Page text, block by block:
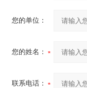
您的单位：
您的姓名：
联系电话：